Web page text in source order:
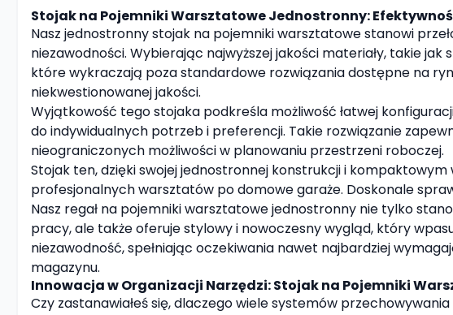
Stojak na Pojemniki Warsztatowe Jednostronny:
Nasz jednostronny stojak na pojemniki warsztatowe stanowi
niezawodności. Wybierając najwyższej jakości materiały, takie
które wykraczają poza standardowe rozwiązania dostępne na
niekwestionowanej jakości.
Wyjątkowość tego stojaka podkreśla możliwość łatwej
do indywidualnych potrzeb i preferencji. Takie rozwiązanie
nieograniczonych możliwości w planowaniu przestrzeni roboczej.
Stojak ten, dzięki swojej jednostronnej konstrukcji i
profesjonalnych warsztatów po domowe garaże. Doskonale
Nasz regał na pojemniki warsztatowe jednostronny nie tylko
pracy, ale także oferuje stylowy i nowoczesny wygląd, który
niezawodność, spełniając oczekiwania nawet najbardziej
magazynu.
Innowacja w Organizacji Narzędzi: Stojak na Pojemniki
Czy zastanawiałeś się, dlaczego wiele systemów